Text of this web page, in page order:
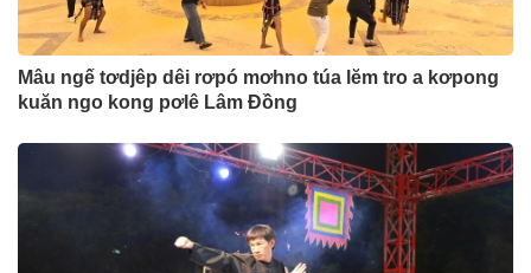
Mâu ngế tơdjêp dêi rơpó mơhno túa lĕm tro a kơpong
kuăn ngo kong pơlê Lâm Đồng